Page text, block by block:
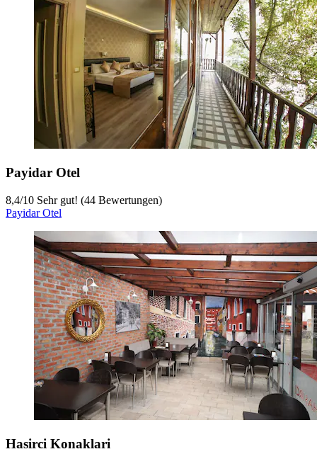
Payidar Otel
8,4/10 Sehr gut! (44 Bewertungen)
Payidar Otel
Hasirci Konaklari